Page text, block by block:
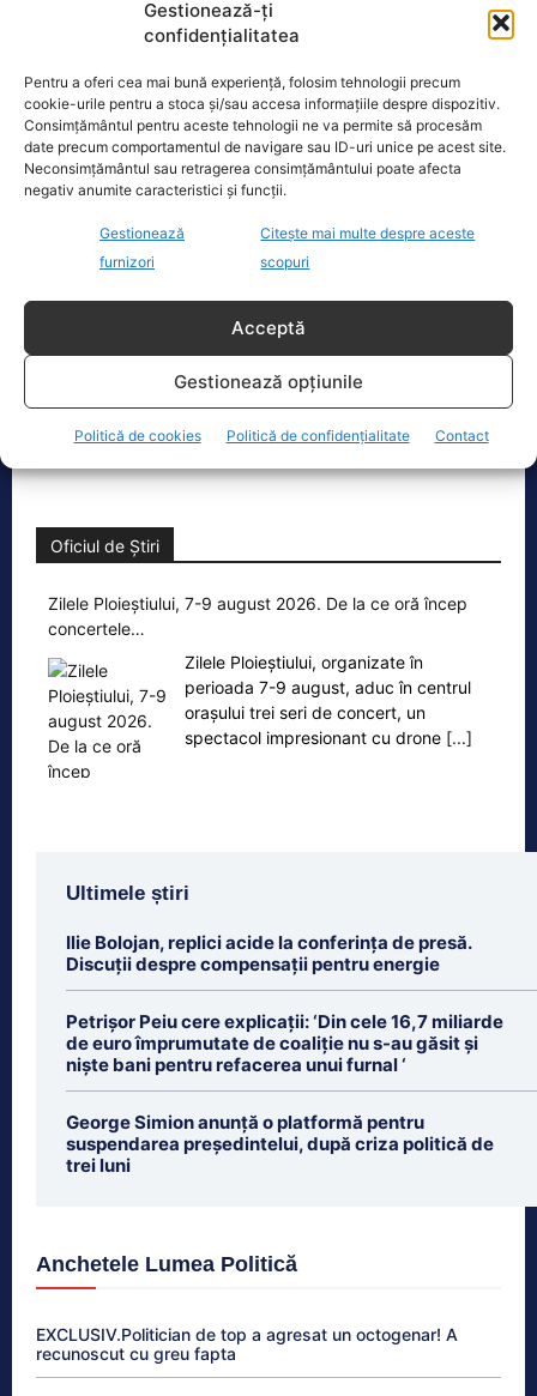
Gestionează-ți
confidențialitatea
Pentru a oferi cea mai bună experiență, folosim tehnologii precum
cookie-urile pentru a stoca și/sau accesa informațiile despre dispozitiv.
Consimțământul pentru aceste tehnologii ne va permite să procesăm
date precum comportamentul de navigare sau ID-uri unice pe acest site.
Neconsimțământul sau retragerea consimțământului poate afecta
negativ anumite caracteristici și funcții.
Gestionează
furnizori
Citește mai multe despre aceste
scopuri
Acceptă
Gestionează opțiunile
Politică de cookies Politică de confidențialitate Contact
Dronă doborâtă de un avion F‑16 în zona
Padina Buzău -…
F‑16 al Forțelor Aeriene Române, în zona Padina, în
județul[...]
Bolojan dă undă verde Transelectrica să
taie curentul companiilor, în contextul…
Ilie Bolojan a transmis astăzi că va da
undă verde Transelectrica să taie
curentul companiilor, în contextul
actualei crize energetice[...]
Oficiul de Știri
Zilele Ploieștiului, 7-9 august 2026. De la ce oră încep
concertele…
Zilele Ploieștiului, organizate în
perioada 7-9 august, aduc în centrul
orașului trei seri de concert, un
spectacol impresionant cu drone [...]
Ultimele știri
Ilie Bolojan, replici acide la conferința de presă.
Discuții despre compensații pentru energie
Petrişor Peiu cere explicații: ‘Din cele 16,7 miliarde
de euro împrumutate de coaliţie nu s-au găsit şi
nişte bani pentru refacerea unui furnal ‘
George Simion anunță o platformă pentru
suspendarea președintelui, după criza politică de
trei luni
Anchetele Lumea Politică
EXCLUSIV.Politician de top a agresat un octogenar! A
recunoscut cu greu fapta